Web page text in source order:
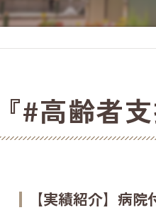
病院の付き添いサービス
健康支援サービス
#高齢者
【実績紹介】病